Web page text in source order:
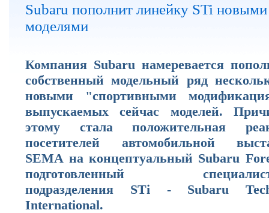
Subaru пополнит линейку STi новыми
моделями
Компания Subaru намеревается
собственный модельный ряд
новыми "спортивными
выпускаемых сейчас моделей.
этому стала положительная
посетителей автомобильной
SEMA на концептуальный Subaru
подготовленный
подразделения STi - Subaru
International.